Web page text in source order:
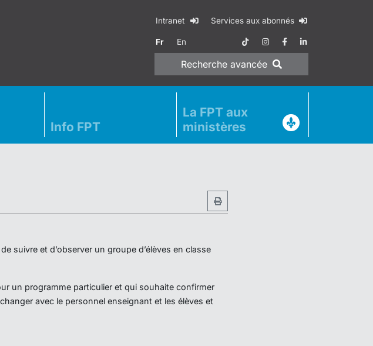
Intranet Services aux abonnés
Fr En
Recherche avancée
Info FPT
La FPT aux
ministères
suivre et d’observer un groupe d’élèves en classe
un programme particulier et qui souhaite confirmer
avec le personnel enseignant et les élèves et